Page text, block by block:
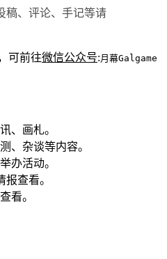
稿、评论、手记等请
可前往微信公众号:月幕Galgame
、画札。
、杂谈等内容。
办活动。
报查看。
看。